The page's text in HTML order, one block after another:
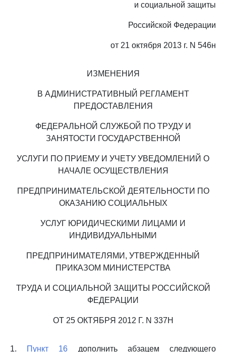
и социальной защиты
Российской Федерации
от 21 октября 2013 г. N 546н
ИЗМЕНЕНИЯ
В АДМИНИСТРАТИВНЫЙ РЕГЛАМЕНТ
ПРЕДОСТАВЛЕНИЯ
ФЕДЕРАЛЬНОЙ СЛУЖБОЙ ПО ТРУДУ И
ЗАНЯТОСТИ ГОСУДАРСТВЕННОЙ
УСЛУГИ ПО ПРИЕМУ И УЧЕТУ УВЕДОМЛЕНИЙ О
НАЧАЛЕ ОСУЩЕСТВЛЕНИЯ
ПРЕДПРИНИМАТЕЛЬСКОЙ ДЕЯТЕЛЬНОСТИ ПО
ОКАЗАНИЮ СОЦИАЛЬНЫХ
УСЛУГ ЮРИДИЧЕСКИМИ ЛИЦАМИ И
ИНДИВИДУАЛЬНЫМИ
ПРЕДПРИНИМАТЕЛЯМИ, УТВЕРЖДЕННЫЙ
ПРИКАЗОМ МИНИСТЕРСТВА
ТРУДА И СОЦИАЛЬНОЙ ЗАЩИТЫ РОССИЙСКОЙ
ФЕДЕРАЦИИ
ОТ 25 ОКТЯБРЯ 2012 Г. N 337Н
1. Пункт 16 дополнить абзацем следующего